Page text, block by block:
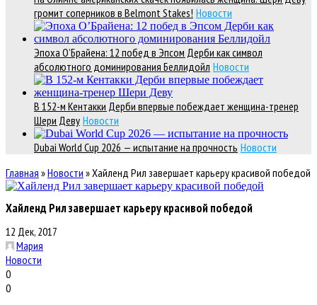
громит соперников в Belmont Stakes! Новости
Эпоха О’Брайена: 12 побед в Эпсом Дерби как символ
абсолютного доминирования Беллидойл Новости
В 152-м Кентакки Дерби впервые побеждает женщина-тренер
Шери Деву Новости
Dubai World Cup 2026 — испытание на прочность Новости
Главная »Новости »Хайленд Рил завершает карьеру красивой победой
Хайленд Рил завершает карьеру красивой победой
12 Дек, 2017
Мария
Новости
0
0